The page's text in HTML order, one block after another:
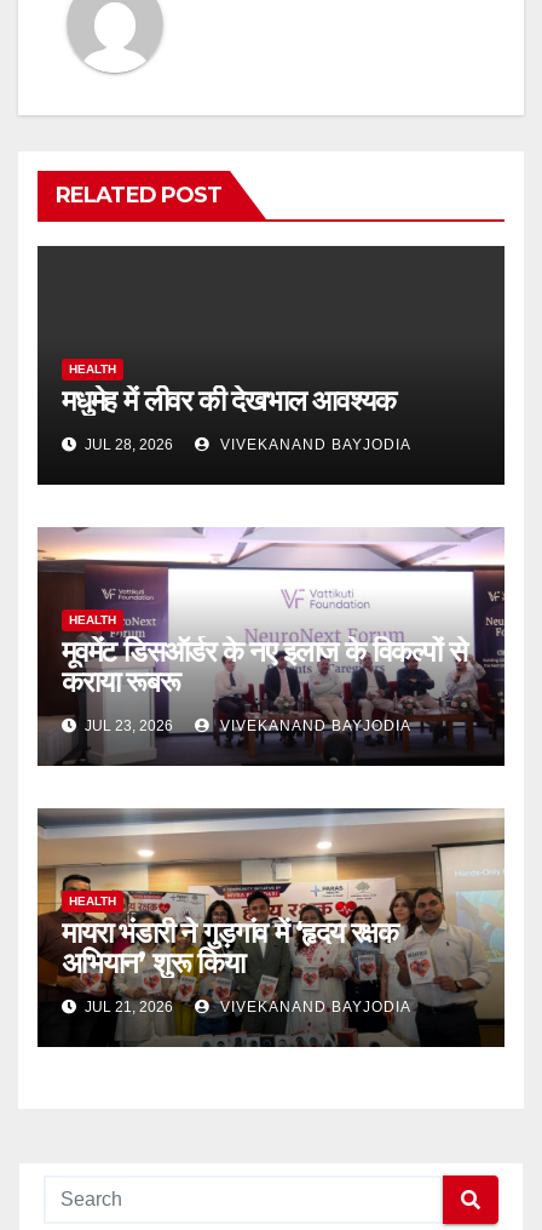
RELATED POST
HEALTH
मधुमेह में लीवर की देखभाल आवश्यक
JUL 28, 2026 VIVEKANAND BAYJODIA
HEALTH
मूवमेंट डिसऑर्डर के नए इलाज के विकल्पों से
कराया रूबरू
JUL 23, 2026 VIVEKANAND BAYJODIA
HEALTH
मायरा भंडारी ने गुड़गांव में ‘हृदय रक्षक
अभियान’ शुरू किया
JUL 21, 2026 VIVEKANAND BAYJODIA